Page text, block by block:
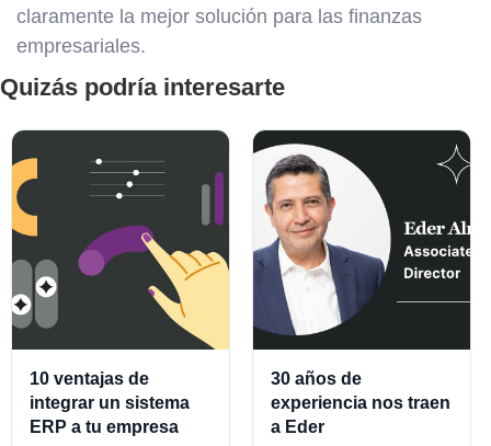
claramente la mejor solución para las finanzas
empresariales.
Quizás podría interesarte
10 ventajas de
integrar un sistema
ERP a tu empresa
30 años de
experiencia nos traen
a Eder